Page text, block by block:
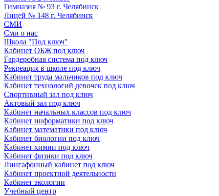
Гимназия № 93 г. Челябинск
Лицей № 148 г. Челябинск
СМИ
Сми о нас
Школа "Под ключ"
Кабинет ОБЖ под ключ
Гардеробная система под ключ
Рекреация в школе под ключ
Кабинет труда мальчиков под ключ
Кабинет технологий девочек под ключ
Спортивный зал под ключ
Актовый зал под ключ
Кабинет начальных классов под ключ
Кабинет информатики под ключ
Кабинет математики под ключ
Кабинет биологии под ключ
Кабинет химии под ключ
Кабинет физики под ключ
Лингафонный кабинет под ключ
Кабинет проектной деятельности
Кабинет экологии
Учебный центр